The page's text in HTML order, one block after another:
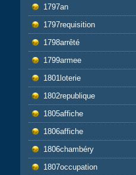
1797an
1797requisition
1798arrêté
1799armee
1801loterie
1802republique
1805affiche
1806affiche
1806chambéry
1807occupation